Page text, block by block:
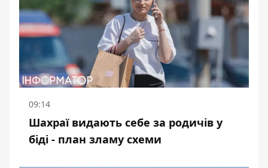
09:14
Шахраї видають себе за родичів у
біді - план зламу схеми